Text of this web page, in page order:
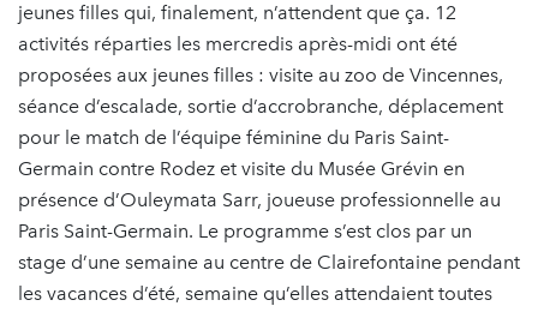
jeunes filles qui, finalement, n’attendent que ça. 12
activités réparties les mercredis après-midi ont été
proposées aux jeunes filles : visite au zoo de Vincennes,
séance d’escalade, sortie d’accrobranche, déplacement
pour le match de l’équipe féminine du Paris Saint-
Germain contre Rodez et visite du Musée Grévin en
présence d’Ouleymata Sarr, joueuse professionnelle au
Paris Saint-Germain. Le programme s’est clos par un
stage d’une semaine au centre de Clairefontaine pendant
les vacances d’été, semaine qu’elles attendaient toutes